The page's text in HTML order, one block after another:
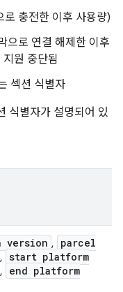
로 충전한 이후 사용량)
으로 연결 해제한 이후
원 중단됨
섹션 식별자
식별자가 설명되어 있
version ,
parcel
, start platform
,
end platform